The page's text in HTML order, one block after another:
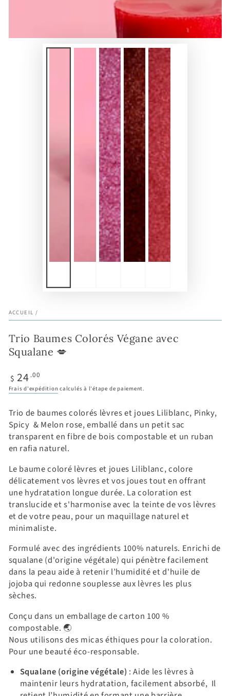
ACCUEIL /
Trio Baumes Colorés Végane avec
Squalane 💋
Prix
normal
$ 24 .00
Frais d'expédition calculés à l'étape de paiement.
Trio de baumes colorés lèvres et joues Liliblanc, Pinky,
Spicy & Melon rose, emballé dans un petit sac
transparent en fibre de bois compostable et un ruban
en rafia naturel.
Le baume coloré lèvres et joues Liliblanc,colore
délicatement vos lèvres et vos joues tout en offrant
une hydratation longue durée. La coloration est
translucide et s'harmonise avec la teinte de vos lèvres
et de votre peau, pour un maquillage naturel et
minimaliste.
Formulé avec des ingrédients 100% naturels. Enrichi de
squalane (d'origine végétale) qui pénètre facilement
dans la peau aide à retenir l’humidité et d'huile de
jojoba qui redonne souplesse aux lèvres les plus
sèches.
Conçu dans un emballagede carton 100 %
compostable. 🌏
Nous utilisons des micas éthiques pour la coloration.
Pour une beauté éco-responsable.
Squalane (origine végétale) :Aide les lèvres à
maintenir leurs hydratation, facilement absorbé, Il